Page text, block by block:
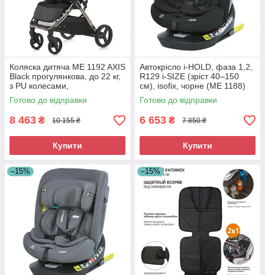
Коляска дитяча ME 1192 AXIS
Black прогулянкова, до 22 кг,
з PU колесами,
регульованою ручкою і
чохлом чорного кольору
Готово до відправки
8 463 ₴ 10 155 ₴
Купити
Автокрісло i-HOLD, фаза 1,2,
R129 i-SIZE (зріст 40–150
см), isofix, чорне (ME 1188)
Готово до відправки
6 653 ₴ 7 850 ₴
Купити
–15% –15%